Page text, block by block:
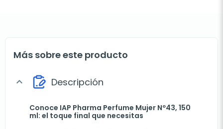
Más sobre este producto
expand_more Descripción
Conoce IAP Pharma Perfume Mujer Nº43, 150
ml: el toque final que necesitas